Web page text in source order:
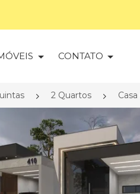
CONTATO
2 Quartos